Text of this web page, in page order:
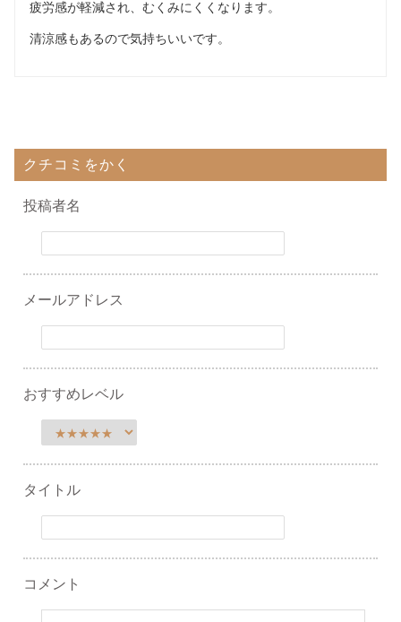
疲労感が軽減され、むくみにくくなります。
清涼感もあるので気持ちいいです。
クチコミをかく
投稿者名
メールアドレス
おすすめレベル
タイトル
コメント